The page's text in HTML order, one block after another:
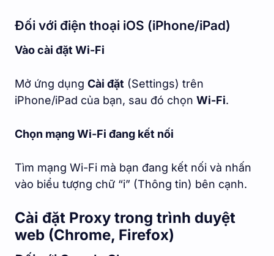
Đối với điện thoại iOS (iPhone/iPad)
Vào cài đặt Wi-Fi
Mở ứng dụng Cài đặt (Settings) trên
iPhone/iPad của bạn, sau đó chọn Wi-Fi.
Chọn mạng Wi-Fi đang kết nối
Tìm mạng Wi-Fi mà bạn đang kết nối và nhấn
vào biểu tượng chữ “i” (Thông tin) bên cạnh.
Cài đặt Proxy trong trình duyệt
web (Chrome, Firefox)